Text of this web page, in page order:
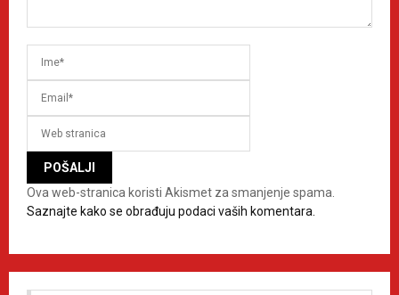
Ova web-stranica koristi Akismet za smanjenje spama.
Saznajte kako se obrađuju podaci vaših komentara.